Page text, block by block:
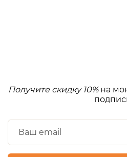
Получите скидку 10%на